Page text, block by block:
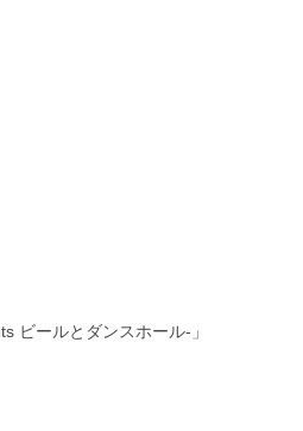
ビールとダンスホール-」